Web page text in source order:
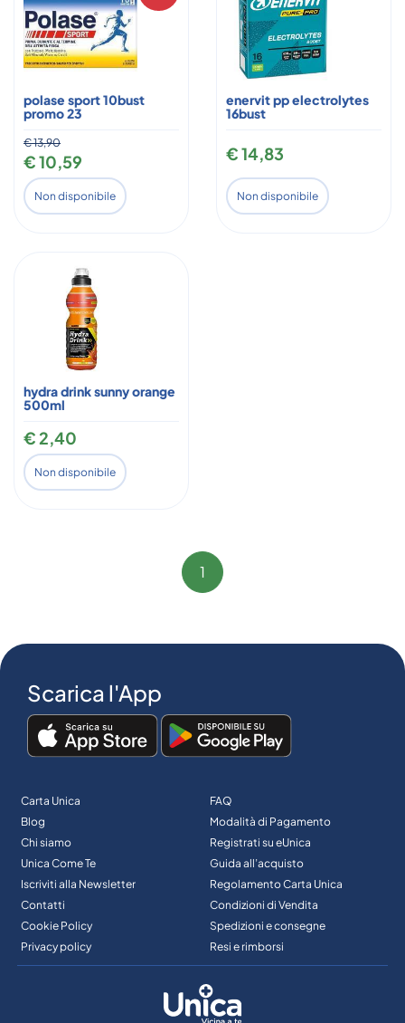
polase sport 10bust
promo 23
€ 13,90
€ 10,59
Non disponibile
enervit pp electrolytes
16bust
€ 14,83
Non disponibile
hydra drink sunny orange
500ml
€ 2,40
Non disponibile
1
Scarica l'App
Carta Unica
Blog
Chi siamo
Unica Come Te
Iscriviti alla Newsletter
Contatti
Cookie Policy
Privacy policy
FAQ
Modalità di Pagamento
Registrati su eUnica
Guida all’acquisto
Regolamento Carta Unica
Condizioni di Vendita
Spedizioni e consegne
Resi e rimborsi